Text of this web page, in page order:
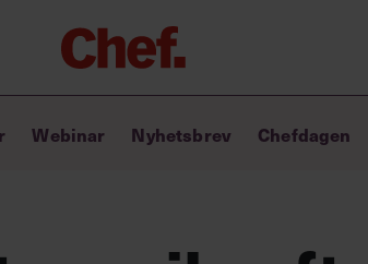
Chefakademin+
Lyft ditt ledarskap med C+
Webinar Nyhetsbrev Chefdagen